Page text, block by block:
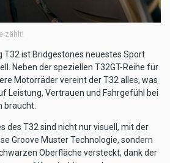
zählt!
T32 ist Bridgestones neuestes Sport
Neben der speziellen T32GT-Reihe für
Motorräder vereint der T32 alles, was
Leistung, Vertrauen und Fahrgefühl bei
braucht.
des T32 sind nicht nur visuell, mit der
Groove Muster Technologie, sondern
Oberfläche versteckt, dank der